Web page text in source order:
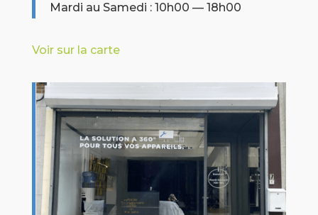
Mardi au Samedi : 10h00 — 18h00
Voir sur la carte